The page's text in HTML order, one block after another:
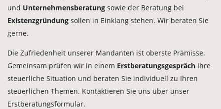
und Unternehmensberatung sowie der Beratung bei
Existenzgründung sollen in Einklang stehen. Wir beraten Sie
gerne.
Die Zufriedenheit unserer Mandanten ist oberste Prämisse.
Gemeinsam prüfen wir in einem Erstberatungsgespräch Ihre
steuerliche Situation und beraten Sie individuell zu Ihren
steuerlichen Themen. Kontaktieren Sie uns über unser
Erstberatungsformular.